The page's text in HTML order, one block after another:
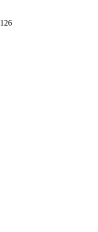
126